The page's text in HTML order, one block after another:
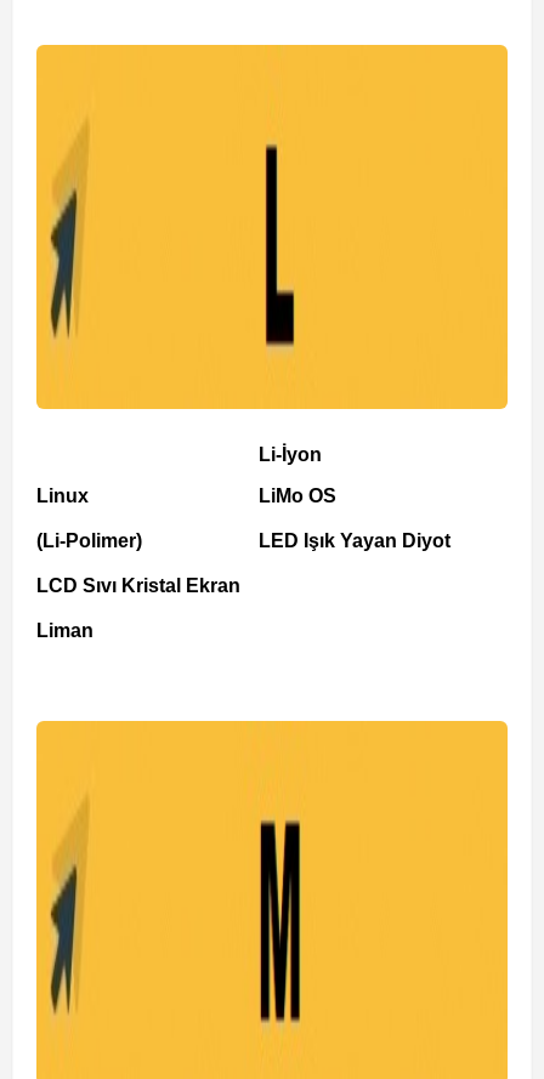
Linux
(Li-Polimer)
LCD Sıvı Kristal Ekran
Liman
Li-İyon
LiMo OS
LED Işık Yayan Diyot